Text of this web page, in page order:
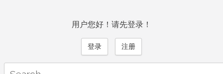
用户您好！请先登录！
登录 注册